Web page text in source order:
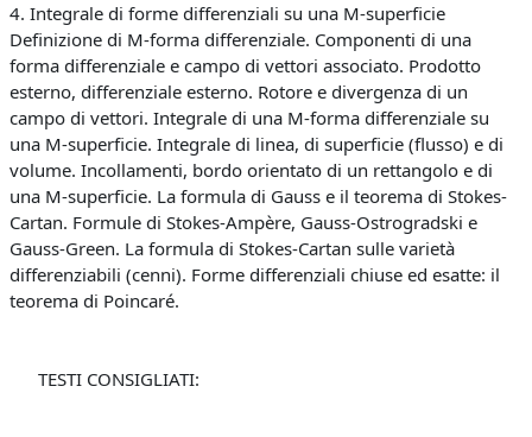
4. Integrale di forme differenziali su una M-superficie
Definizione di M-forma differenziale. Componenti di una
forma differenziale e campo di vettori associato. Prodotto
esterno, differenziale esterno. Rotore e divergenza di un
campo di vettori. Integrale di una M-forma differenziale su
una M-superficie. Integrale di linea, di superficie (flusso) e di
volume. Incollamenti, bordo orientato di un rettangolo e di
una M-superficie. La formula di Gauss e il teorema di Stokes-
Cartan. Formule di Stokes-Ampère, Gauss-Ostrogradski e
Gauss-Green. La formula di Stokes-Cartan sulle varietà
differenziabili (cenni). Forme differenziali chiuse ed esatte: il
teorema di Poincaré.
TESTI CONSIGLIATI: